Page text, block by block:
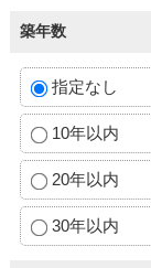
築年数
指定なし
10年以内
20年以内
30年以内